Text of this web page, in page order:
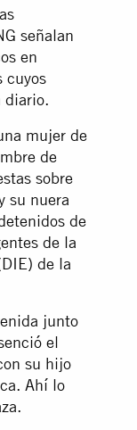
señalan
en
cuyos
diario.
mujer de
de
sobre
su nuera
de
de la
de la
junto
el
su hijo
Ahí lo